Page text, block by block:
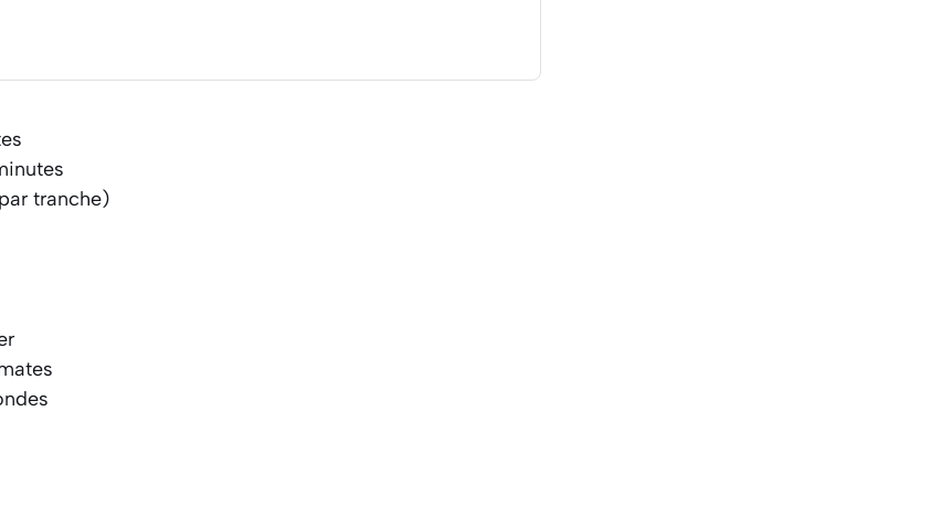
tranche)